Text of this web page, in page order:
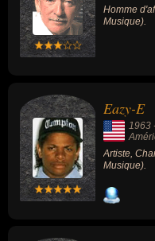
Homme
Musique).
Eazy-E
1963
Artiste,
Musique).